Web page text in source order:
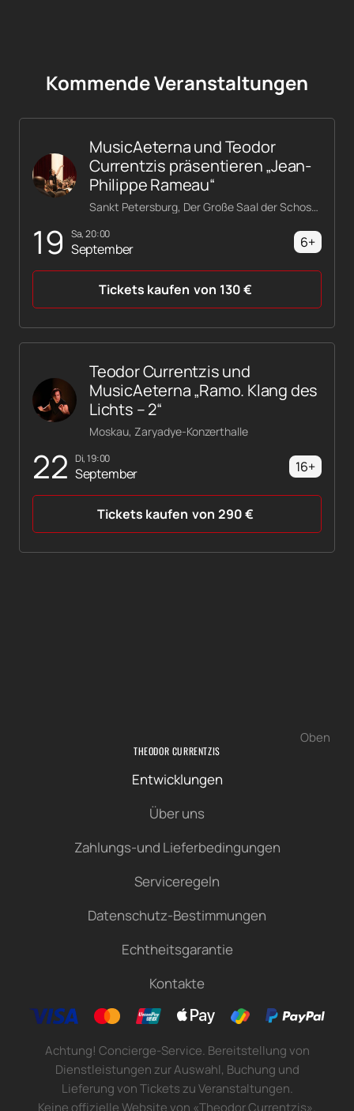
Kommende Veranstaltungen
19 Sa, 20:00
September
MusicAeterna und Teodor
Currentzis präsentieren „Jean-
Philippe Rameau“
Sankt Petersburg, Der Große Saal der Schostakowitsch-Philharmonie
6+
Tickets kaufen von 130€
22 Di, 19:00
September
Teodor Currentzis und
MusicAeterna „Ramo. Klang des
Lichts – 2“
Moskau, Zaryadye-Konzerthalle
16+
Tickets kaufen von 290€
Oben
THEODOR CURRENTZIS
Entwicklungen
Über uns
Zahlungs-und Lieferbedingungen
Serviceregeln
Datenschutz-Bestimmungen
Echtheitsgarantie
Kontakte
Achtung! Concierge-Service. Bereitstellung von
Dienstleistungen zur Auswahl, Buchung und
Lieferung von Tickets zu Veranstaltungen.